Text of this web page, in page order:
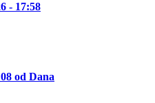
- 17:58
od Dana